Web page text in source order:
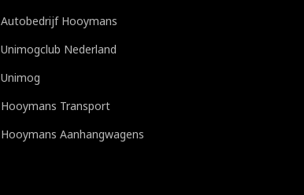
Autobedrijf Hooymans
Unimogclub Nederland
Unimog
Hooymans Transport
Hooymans Aanhangwagens